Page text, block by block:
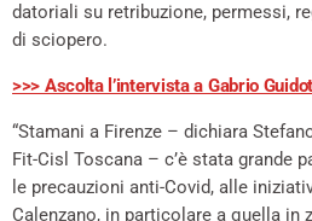
datoriali su retribuzione, permessi,
di sciopero.
>>> Ascolta l’intervista a Gabrio
“Stamani a Firenze – dichiara
Fit-Cisl Toscana – c’è stata grande
le precauzioni anti-Covid, alle
Calenzano, in particolare a quella in